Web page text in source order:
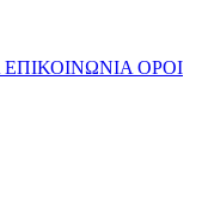
ΕΠΙΚΟΙΝΩΝΙΑ ΟΡΟΙ